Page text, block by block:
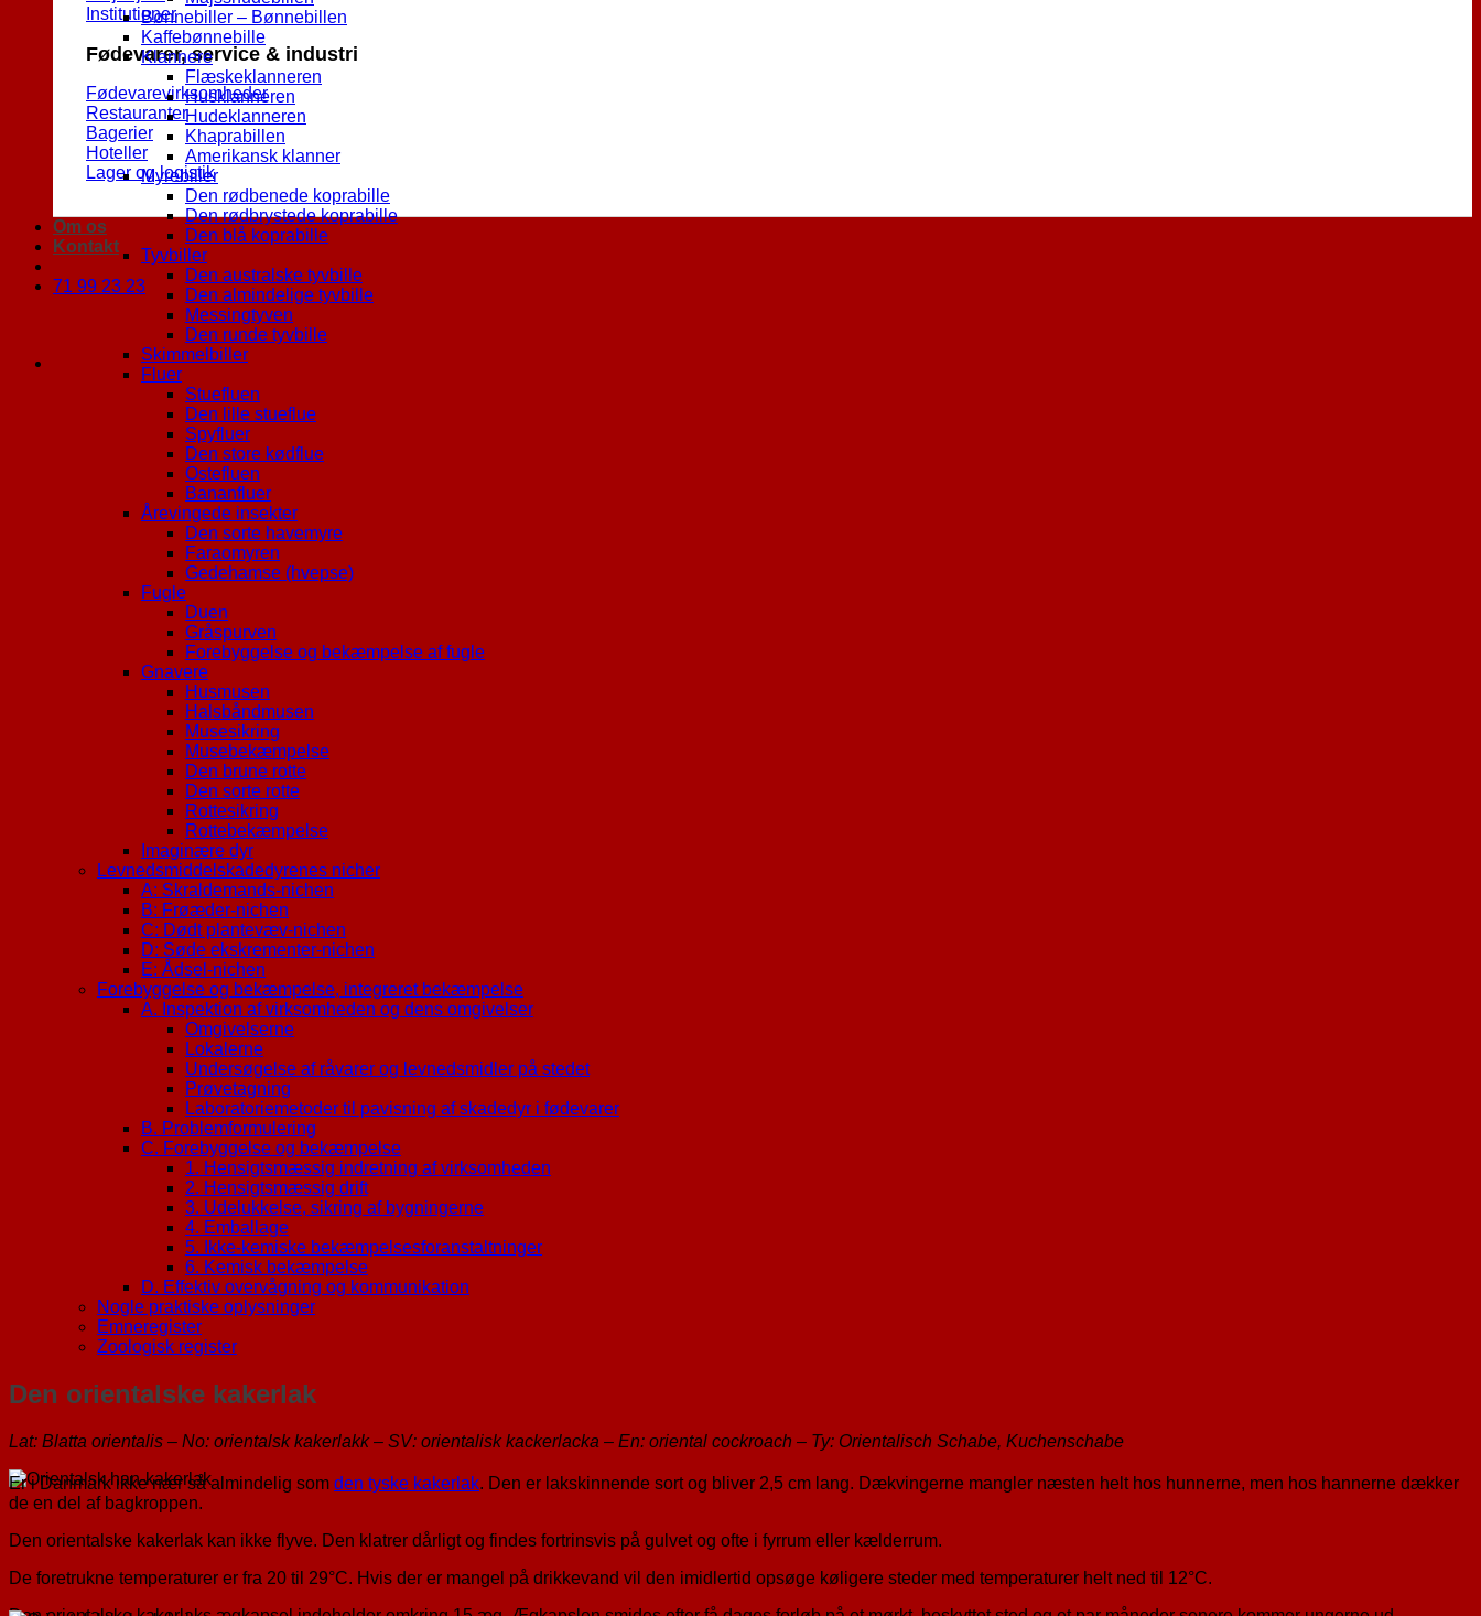
Institutioner
Fødevarer, service & industri
Fødevarevirksomheder
Restauranter
Bagerier
Hoteller
Lager og logistik
Om os
Kontakt
71 99 23 23
Bønnebiller – Bønnebillen
Kaffebønnebille
Klannere
Flæskeklanneren
Husklanneren
Hudeklanneren
Khaprabillen
Amerikansk klanner
Myrebiller
Den rødbenede koprabille
Den rødbrystede koprabille
Den blå koprabille
Tyvbiller
Den australske tyvbille
Den almindelige tyvbille
Messingtyven
Den runde tyvbille
Skimmelbiller
Fluer
Stuefluen
Den lille stueflue
Spyfluer
Den store kødflue
Ostefluen
Bananfluer
Årevingede insekter
Den sorte havemyre
Faraomyren
Gedehamse (hvepse)
Fugle
Duen
Gråspurven
Forebyggelse og bekæmpelse af fugle
Gnavere
Husmusen
Halsbåndmusen
Musesikring
Musebekæmpelse
Den brune rotte
Den sorte rotte
Rottesikring
Rottebekæmpelse
Imaginære dyr
Levnedsmiddelskadedyrenes nicher
A: Skraldemands-nichen
B: Frøæder-nichen
C: Dødt plantevæv-nichen
D: Søde ekskrementer-nichen
E: Ådsel-nichen
Forebyggelse og bekæmpelse, integreret bekæmpelse
A. Inspektion af virksomheden og dens omgivelser
Omgivelserne
Lokalerne
Undersøgelse af råvarer og levnedsmidler på stedet
Prøvetagning
Laboratoriemetoder til pavisning af skadedyr i fødevarer
B. Problemformulering
C. Forebyggelse og bekæmpelse
1. Hensigtsmæssig indretning af virksomheden
2. Hensigtsmæssig drift
3. Udelukkelse, sikring af bygningerne
4. Emballage
5. Ikke-kemiske bekæmpelsesforanstaltninger
6. Kemisk bekæmpelse
D. Effektiv overvågning og kommunikation
Nogle praktiske oplysninger
Emneregister
Zoologisk register
Den orientalske kakerlak
Lat: Blatta orientalis – No: orientalsk kakerlakk – SV: orientalisk kackerlacka – En: oriental cockroach – Ty: Orientalisch Schabe, Kuchenschabe
Er i Danmark ikke nær så almindelig som den tyske kakerlak. Den er lakskinnende sort og bliver 2,5 cm lang. Dækvingerne mangler næsten helt hos hunnerne, men hos hannerne dækker
de en del af bagkroppen.
Den orientalske kakerlak kan ikke flyve. Den klatrer dårligt og findes fortrinsvis på gulvet og ofte i fyrrum eller kælderrum.
De foretrukne temperaturer er fra 20 til 29°C. Hvis der er mangel på drikkevand vil den imidlertid opsøge køligere steder med temperaturer helt ned til 12°C.